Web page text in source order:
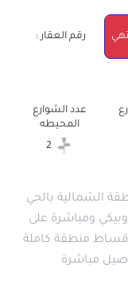
رقم العقار :
عدد الشوارع
المحيطه
الشمالية بالحي
ومباشرة على
متر قرعة 2018 خالصة أقساط منطقة كاملة
مباشرة